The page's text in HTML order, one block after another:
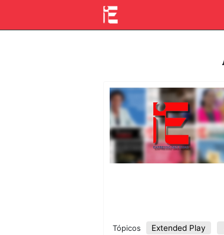
Tópicos Extended Play